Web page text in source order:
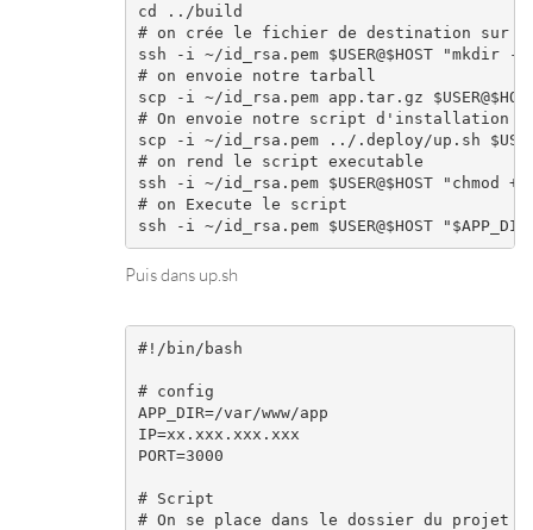
cd ../build
# on crée le fichier de destination sur
ssh -i ~/id_rsa.pem $USER@$HOST "mkdir -p
# on envoie notre tarball
scp -i ~/id_rsa.pem app.tar.gz
# On envoie notre script d'installation du
scp -i ~/id_rsa.pem ../.deploy/up.sh
# on rend le script executable
ssh -i ~/id_rsa.pem $USER@$HOST "chmod
# on Execute le script
Puis dans up.sh
#!/bin/bash
# config
APP_DIR=/var/www/app
IP=xx.xxx.xxx.xxx
PORT=3000
# Script
# On se place dans le dossier du projet